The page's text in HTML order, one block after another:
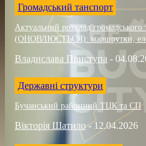
Громадський танспорт
Актуальний розклад громадського
(ОНОВЛЮЄТЬСЯ): маршрутки,
Владислава Приступа -
Державні структури
Бучанський районний ТЦК та СП
Вікторія Шатило - 12.04.2026